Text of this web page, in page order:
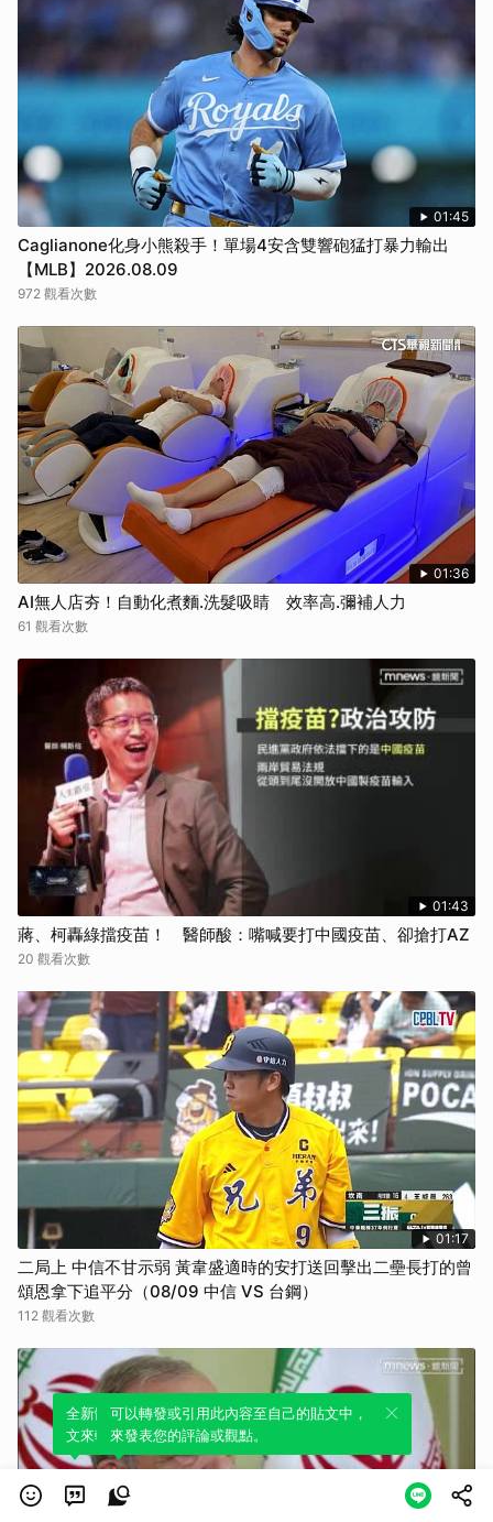
01:45
Caglianone化身小熊殺手！單場4安含雙響砲猛打暴力輸出
【MLB】2026.08.09
972 觀看次數
01:36
AI無人店夯！自動化煮麵.洗髮吸睛 效率高.彌補人力
61 觀看次數
01:43
蔣、柯轟綠擋疫苗！ 醫師酸：嘴喊要打中國疫苗、卻搶打AZ
20 觀看次數
01:17
二局上 中信不甘示弱 黃韋盛適時的安打送回擊出二壘長打的曾
頌恩拿下追平分（08/09 中信 VS 台鋼）
112 觀看次數
全新體驗！一鍵引用此內容，透過發布貼
文來輕鬆表達個人立場。
可以轉發或引用此內容至自己的貼文中，
來發表您的評論或觀點。